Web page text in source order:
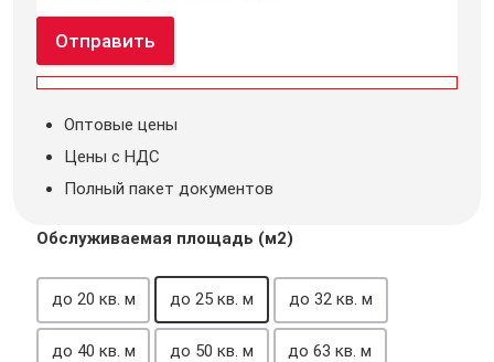
Отправить
Оптовые цены
Цены с НДС
Полный пакет документов
Обслуживаемая площадь (м2)
до 20 кв. м до 25 кв. м до 32 кв. м
до 40 кв. м до 50 кв. м до 63 кв. м